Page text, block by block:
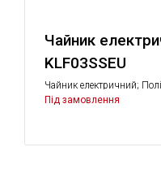
Чайник
KLF03SSEU
Чайник електричний;
1,7 л .; Потужність: 2,2 -
Під замовлення